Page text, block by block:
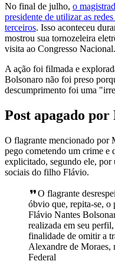
No final de julho, o
presidente de utilizar as
terceiros. Isso aconteceu
mostrou sua tornozeleira
visita ao Congresso Nacional.
A ação foi filmada e
Bolsonaro não foi preso
descumprimento foi uma
Post apagado por
O flagrante mencionado por
pego cometendo um crime
explicitado, segundo ele, por
sociais do filho Flávio.
O flagrante
óbvio que, repita-se,
Flávio Nantes
realizada em seu
finalidade de omitir a
Alexandre de Moraes,
Federal